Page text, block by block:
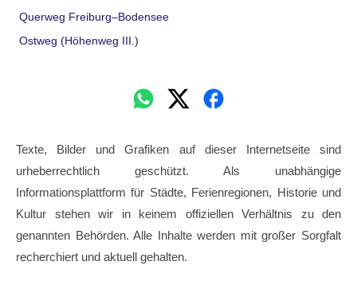
Querweg Freiburg–Bodensee
Ostweg (Höhenweg III.)
Texte, Bilder und Grafiken auf dieser Internetseite sind
urheberrechtlich geschützt. Als unabhängige
Informationsplattform für Städte, Ferienregionen, Historie und
Kultur stehen wir in keinem offiziellen Verhältnis zu den
genannten Behörden. Alle Inhalte werden mit großer Sorgfalt
recherchiert und aktuell gehalten.